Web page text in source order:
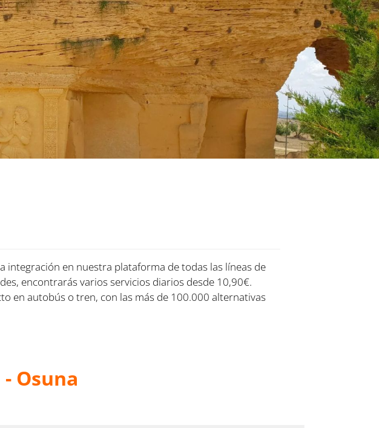
integración en nuestra plataforma de todas las líneas de
encontrarás varios servicios diarios desde 10,90€.
en autobús o tren, con las más de 100.000 alternativas
Osuna